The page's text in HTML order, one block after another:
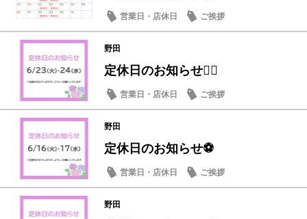
営業日・店休日 ご挨拶
野田
定休日のお知らせ🏃‍♂️
営業日・店休日 ご挨拶
野田
定休日のお知らせ⚽
営業日・店休日 ご挨拶
野田